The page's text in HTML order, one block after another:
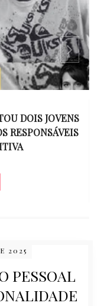
DOIS JOVENS
RESPONSÁVEIS
2025
PESSOAL